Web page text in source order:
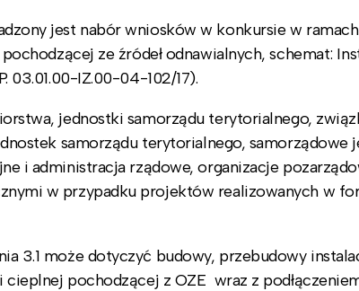
jest nabór wniosków w konkursie w ramach
ze źródeł odnawialnych, schemat:
03.01.00-IZ.00-04-102/17).
jednostki samorządu terytorialnego,
samorządu terytorialnego, samorządowe
i administracja rządowe, organizacje
w przypadku projektów realizowanych w
3.1 może dotyczyć budowy, przebudowy
cieplnej pochodzącej z OZE wraz z